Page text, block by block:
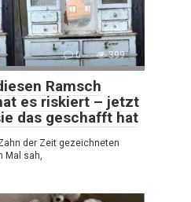
0 399
Ramsch
es riskiert – jetzt
das geschafft hat
der Zeit gezeichneten
Mal sah,